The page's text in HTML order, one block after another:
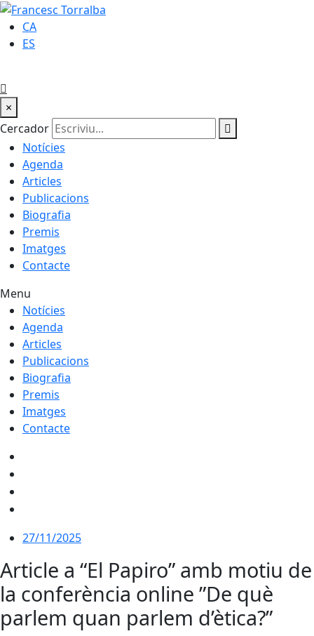
CA
ES
×
Cercador
Notícies
Agenda
Articles
Publicacions
Biografia
Premis
Imatges
Contacte
Menu
Notícies
Agenda
Articles
Publicacions
Biografia
Premis
Imatges
Contacte
27/11/2025
Article a “El Papiro” amb motiu de
la conferència online ”De què
parlem quan parlem d’ètica?”